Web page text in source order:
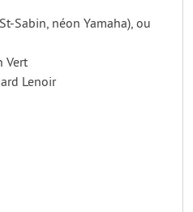
Sabin, néon Yamaha), ou
Vert
Lenoir